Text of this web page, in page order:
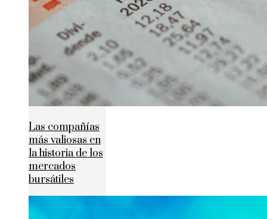
Las compañías
más valiosas en
la historia de los
mercados
bursátiles